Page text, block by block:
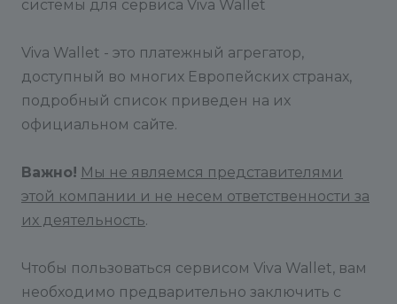
системы для сервиса Viva Wallet
Viva Wallet - это платежный агрегатор,
доступный во многих Европейских странах,
подробный список приведен на их
официальном сайте.
Важно! Мы не являемся представителями
этой компании и не несем ответственности за
их деятельность.
Чтобы пользоваться сервисом Viva Wallet, вам
необходимо предварительно заключить с